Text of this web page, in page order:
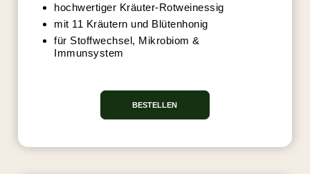
hochwertiger Kräuter-Rotweinessig
mit 11 Kräutern und Blütenhonig
für Stoffwechsel, Mikrobiom &
Immunsystem
BESTELLEN